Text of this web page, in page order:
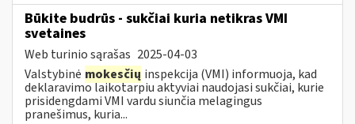
Būkite budrūs - sukčiai kuria netikras VMI
svetaines
Web turinio sąrašas 2025-04-03
Valstybinė mokesčių inspekcija (VMI) informuoja, kad
deklaravimo laikotarpiu aktyviai naudojasi sukčiai, kurie
prisidengdami VMI vardu siunčia melagingus
pranešimus, kuria...